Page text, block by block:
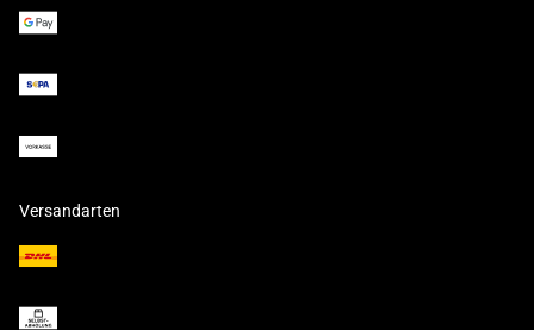
Versandarten